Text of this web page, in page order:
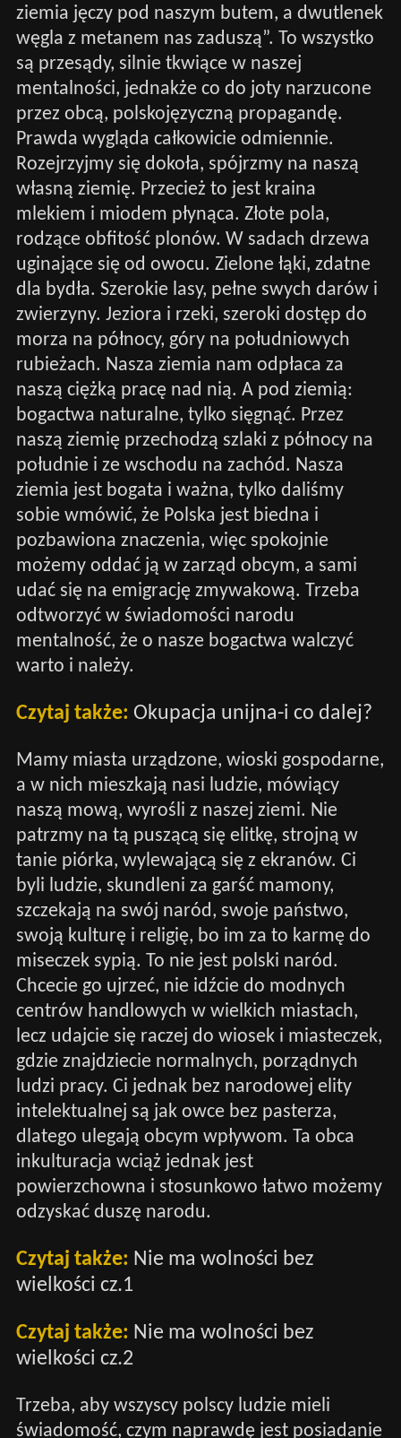
ziemia jęczy pod naszym butem, a dwutlenek
węgla z metanem nas zaduszą”. To wszystko
są przesądy, silnie tkwiące w naszej
mentalności, jednakże co do joty narzucone
przez obcą, polskojęzyczną propagandę.
Prawda wygląda całkowicie odmiennie.
Rozejrzyjmy się dokoła, spójrzmy na naszą
własną ziemię. Przecież to jest kraina
mlekiem i miodem płynąca. Złote pola,
rodzące obfitość plonów. W sadach drzewa
uginające się od owocu. Zielone łąki, zdatne
dla bydła. Szerokie lasy, pełne swych darów i
zwierzyny. Jeziora i rzeki, szeroki dostęp do
morza na północy, góry na południowych
rubieżach. Nasza ziemia nam odpłaca za
naszą ciężką pracę nad nią. A pod ziemią:
bogactwa naturalne, tylko sięgnąć. Przez
naszą ziemię przechodzą szlaki z północy na
południe i ze wschodu na zachód. Nasza
ziemia jest bogata i ważna, tylko daliśmy
sobie wmówić, że Polska jest biedna i
pozbawiona znaczenia, więc spokojnie
możemy oddać ją w zarząd obcym, a sami
udać się na emigrację zmywakową. Trzeba
odtworzyć w świadomości narodu
mentalność, że o nasze bogactwa walczyć
warto i należy.
Czytaj także: Okupacja unijna-i co dalej?
Mamy miasta urządzone, wioski gospodarne,
a w nich mieszkają nasi ludzie, mówiący
naszą mową, wyrośli z naszej ziemi. Nie
patrzmy na tą puszącą się elitkę, strojną w
tanie piórka, wylewającą się z ekranów. Ci
byli ludzie, skundleni za garść mamony,
szczekają na swój naród, swoje państwo,
swoją kulturę i religię, bo im za to karmę do
miseczek sypią. To nie jest polski naród.
Chcecie go ujrzeć, nie idźcie do modnych
centrów handlowych w wielkich miastach,
lecz udajcie się raczej do wiosek i miasteczek,
gdzie znajdziecie normalnych, porządnych
ludzi pracy. Ci jednak bez narodowej elity
intelektualnej są jak owce bez pasterza,
dlatego ulegają obcym wpływom. Ta obca
inkulturacja wciąż jednak jest
powierzchowna i stosunkowo łatwo możemy
odzyskać duszę narodu.
Czytaj także: Nie ma wolności bez
wielkości cz.1
Czytaj także: Nie ma wolności bez
wielkości cz.2
Trzeba, aby wszyscy polscy ludzie mieli
świadomość, czym naprawdę jest posiadanie